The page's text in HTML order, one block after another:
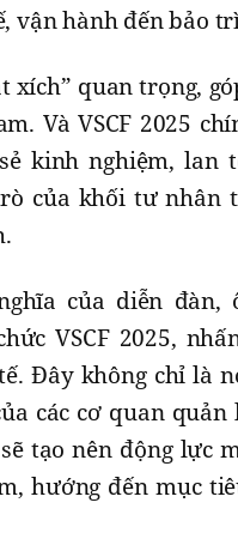
vận hành đến bảo
xích” quan trọng,
Và VSCF 2025
kinh nghiệm,
của khối tư nhân
của diễn đàn,
VSCF 2025,
Đây không chỉ là
các cơ quan
tạo nên động lực
hướng đến mục